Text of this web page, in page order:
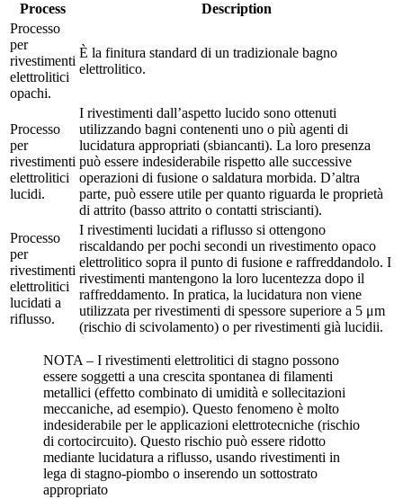
Process
Description
Processo
per
rivestimenti
elettrolitici
opachi.
È la finitura standard di un tradizionale bagno
elettrolitico.
Processo
per
rivestimenti
elettrolitici
lucidi.
I rivestimenti dall’aspetto lucido sono ottenuti
utilizzando bagni contenenti uno o più agenti di
lucidatura appropriati (sbiancanti). La loro presenza
può essere indesiderabile rispetto alle successive
operazioni di fusione o saldatura morbida. D’altra
parte, può essere utile per quanto riguarda le proprietà
di attrito (basso attrito o contatti striscianti).
Processo
per
rivestimenti
elettrolitici
lucidati a
riflusso.
I rivestimenti lucidati a riflusso si ottengono
riscaldando per pochi secondi un rivestimento opaco
elettrolitico sopra il punto di fusione e raffreddandolo. I
rivestimenti mantengono la loro lucentezza dopo il
raffreddamento. In pratica, la lucidatura non viene
utilizzata per rivestimenti di spessore superiore a 5 μm
(rischio di scivolamento) o per rivestimenti già lucidii.
NOTA – I rivestimenti elettrolitici di stagno possono
essere soggetti a una crescita spontanea di filamenti
metallici (effetto combinato di umidità e sollecitazioni
meccaniche, ad esempio). Questo fenomeno è molto
indesiderabile per le applicazioni elettrotecniche (rischio
di cortocircuito). Questo rischio può essere ridotto
mediante lucidatura a riflusso, usando rivestimenti in
lega di stagno-piombo o inserendo un sottostrato
appropriato